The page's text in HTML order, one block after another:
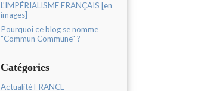
L'IMPÉRIALISME FRANÇAIS [en
images]
Pourquoi ce blog se nomme
"Commun Commune" ?
Catégories
Actualité FRANCE